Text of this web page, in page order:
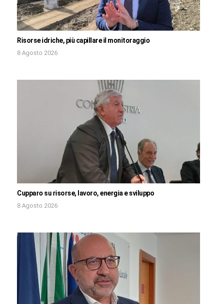
Risorse idriche, più capillare il monitoraggio
8 Agosto 2026
Cupparo su risorse, lavoro, energia e sviluppo
8 Agosto 2026